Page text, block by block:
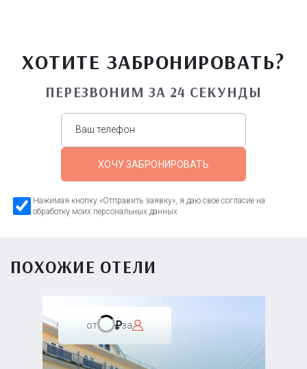
ХОТИТЕ ЗАБРОНИРОВАТЬ?
ПЕРЕЗВОНИМ ЗА 24 СЕКУНДЫ
ХОЧУ ЗАБРОНИРОВАТЬ
Нажимая кнопку «Отправить заявку», я даю свое согласие на
обработку моих персональных данных
ПОХОЖИЕ ОТЕЛИ
от за